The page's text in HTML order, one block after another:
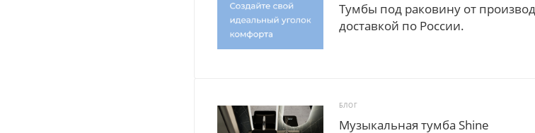
Тумбы под раковину от
доставкой по России.
БЛОГ
Музыкальная тумба Shine